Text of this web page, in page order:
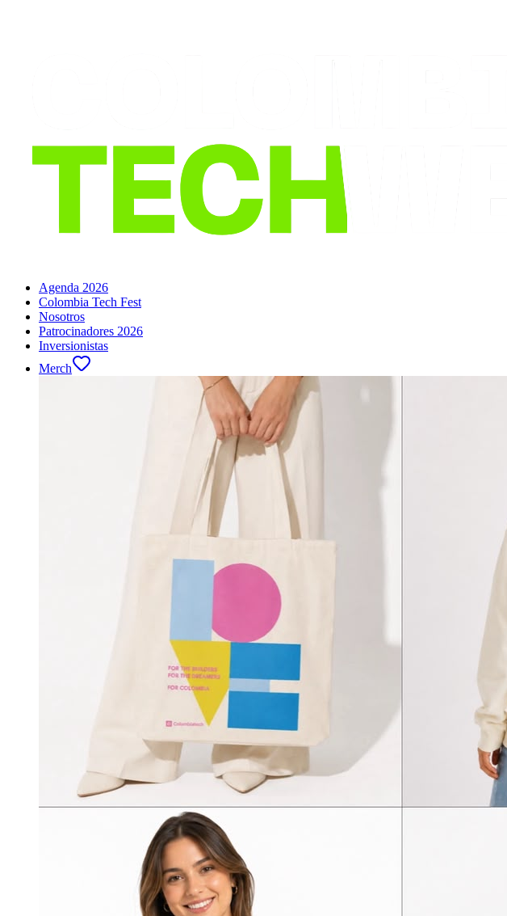
Agenda 2026
Colombia Tech Fest
Nosotros
Patrocinadores 2026
Inversionistas
Merch